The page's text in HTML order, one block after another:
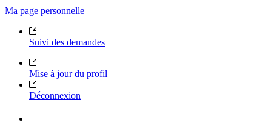
Ma page personnelle
Suivi des demandes
Mise à jour du profil
Déconnexion